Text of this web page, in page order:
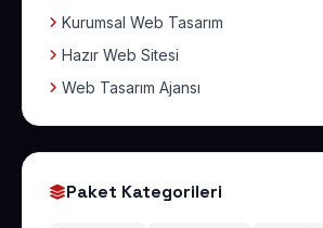
Kurumsal Web Tasarım
Hazır Web Sitesi
Web Tasarım Ajansı
Paket Kategorileri